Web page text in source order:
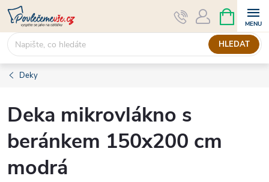
Přejít
obsah
HLEDAT
NÁKUPNÍ
KOŠÍK
Deky
Deka mikrovlákno s
beránkem 150x200 cm
modrá